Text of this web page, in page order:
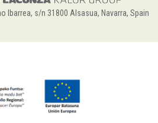
Ibarrea, s/n 31800 Alsasua, Navarra, Spain